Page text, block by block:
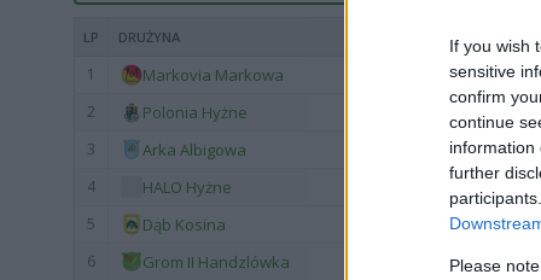
If you wish
sensitive
confirm
continue
information
further
Please
LP DRUŻYNA
1 Markovia Markowa
2 Polonia Hyżne
3 Arka Albigowa
4 HALO Hyżne
5 Dąb Kosina
6 Grom II Handzlówka